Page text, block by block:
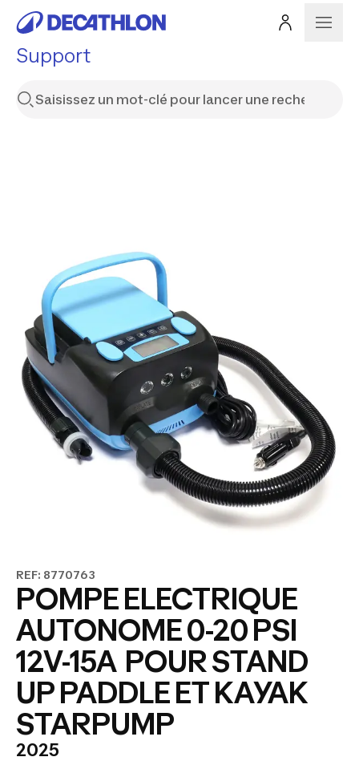
Support
REF: 8770763
POMPE ELECTRIQUE
AUTONOME 0-20 PSI
12V-15A POUR STAND
UP PADDLE ET KAYAK
STARPUMP
2025